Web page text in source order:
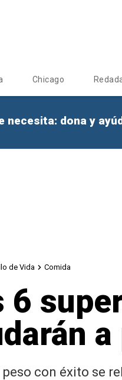
Chicago
necesita: dona y
de Vida Comida
6
peso con éxito se